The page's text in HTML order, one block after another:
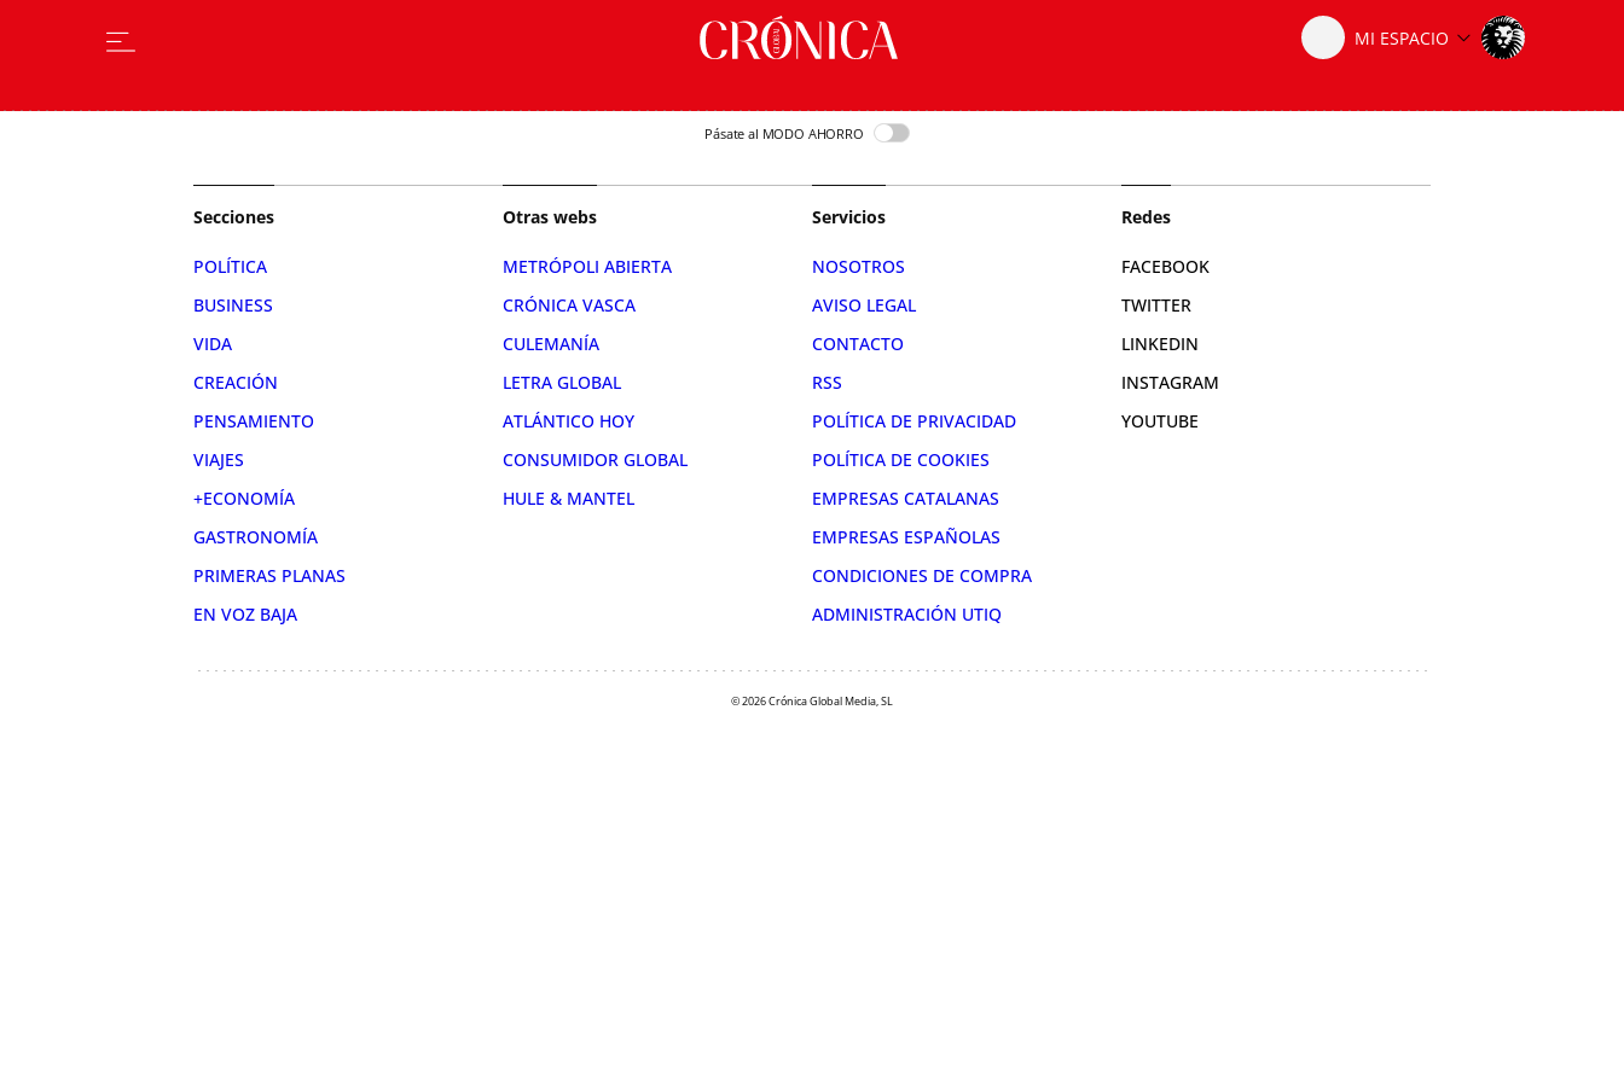
Pásate al MODO AHORRO
Secciones
POLÍTICA
BUSINESS
VIDA
CREACIÓN
PENSAMIENTO
VIAJES
+ECONOMÍA
GASTRONOMÍA
PRIMERAS PLANAS
EN VOZ BAJA
Otras webs
METRÓPOLI ABIERTA
CRÓNICA VASCA
CULEMANÍA
LETRA GLOBAL
ATLÁNTICO HOY
CONSUMIDOR GLOBAL
HULE & MANTEL
Servicios
NOSOTROS
AVISO LEGAL
CONTACTO
RSS
POLÍTICA DE PRIVACIDAD
POLÍTICA DE COOKIES
EMPRESAS CATALANAS
EMPRESAS ESPAÑOLAS
CONDICIONES DE COMPRA
ADMINISTRACIÓN UTIQ
Redes
FACEBOOK
TWITTER
LINKEDIN
INSTAGRAM
YOUTUBE
© 2026 Crónica Global Media, SL